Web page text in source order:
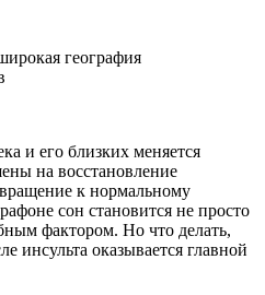
география
и его близких меняется
на восстановление
к нормальному
сон становится не просто
фактором. Но что делать,
инсульта оказывается главной